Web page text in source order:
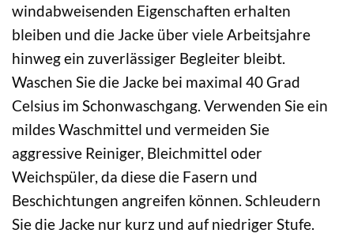
windabweisenden Eigenschaften erhalten
bleiben und die Jacke über viele Arbeitsjahre
hinweg ein zuverlässiger Begleiter bleibt.
Waschen Sie die Jacke bei maximal 40 Grad
Celsius im Schonwaschgang. Verwenden Sie ein
mildes Waschmittel und vermeiden Sie
aggressive Reiniger, Bleichmittel oder
Weichspüler, da diese die Fasern und
Beschichtungen angreifen können. Schleudern
Sie die Jacke nur kurz und auf niedriger Stufe.